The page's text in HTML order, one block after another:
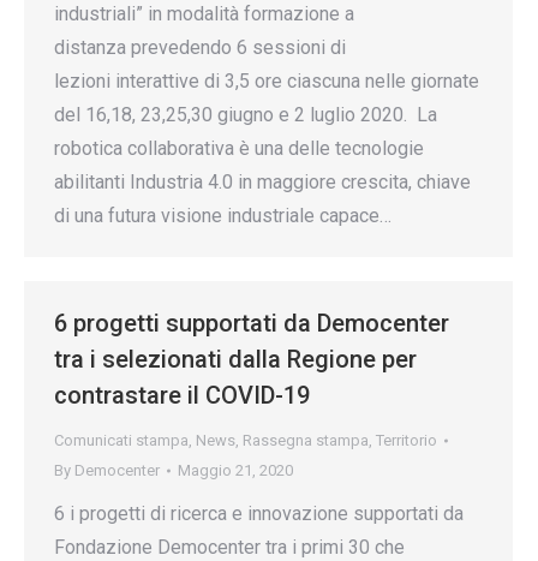
industriali” in modalità formazione a
distanza prevedendo 6 sessioni di
lezioni interattive di 3,5 ore ciascuna nelle giornate
del 16,18, 23,25,30 giugno e 2 luglio 2020. La
robotica collaborativa è una delle tecnologie
abilitanti Industria 4.0 in maggiore crescita, chiave
di una futura visione industriale capace…
6 progetti supportati da Democenter
tra i selezionati dalla Regione per
contrastare il COVID-19
Comunicati stampa, News, Rassegna stampa, Territorio
By Democenter Maggio 21, 2020
6 i progetti di ricerca e innovazione supportati da
Fondazione Democenter tra i primi 30 che